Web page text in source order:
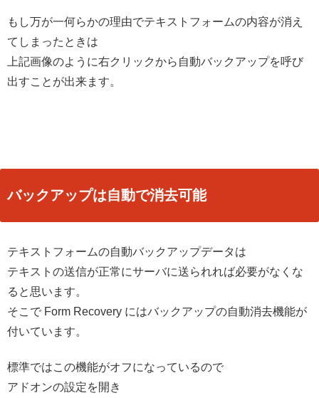
もし万が一何らかの理由でテキストフォームの内容が消え
てしまったときは
上記画像のように右クリックから自動バックアップを呼び
出すことが出来ます。
バックアップは自動で消去可能
テキストフォームの自動バックアップデータは
テキストの送信が正常にサーバに送られれば必要がなくな
ると思います。
そこで Form Recovery にはバックアップの自動消去機能が
付いています。
標準ではこの機能がオフになっているので
アドオンの設定を開き